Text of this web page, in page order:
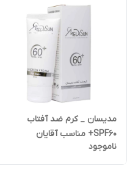
مدیسان _ کرم ضد آفتاب
SPF60+ مناسب آقایان
ناموجود